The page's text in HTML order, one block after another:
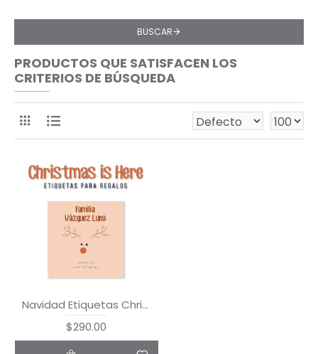
BUSCAR
PRODUCTOS QUE SATISFACEN LOS
CRITERIOS DE BÚSQUEDA
Navidad Etiquetas Christmas is Here
$290.00